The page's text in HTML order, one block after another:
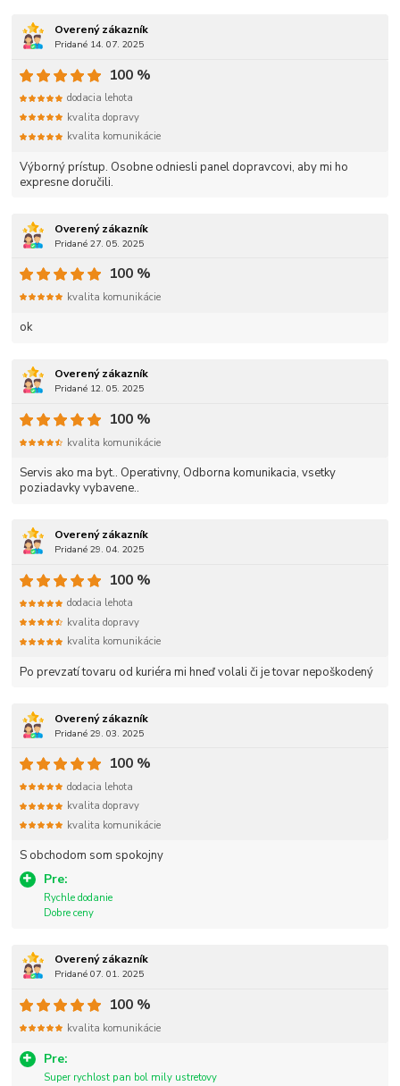
Overený zákazník
Pridané 14. 07. 2025
Výborný prístup. Osobne odniesli panel dopravcovi, aby mi ho
expresne doručili.
100 %
dodacia lehota
kvalita dopravy
kvalita komunikácie
Overený zákazník
Pridané 27. 05. 2025
ok
100 %
kvalita komunikácie
Overený zákazník
Pridané 12. 05. 2025
Servis ako ma byt.. Operativny, Odborna komunikacia, vsetky
poziadavky vybavene..
100 %
kvalita komunikácie
Overený zákazník
Pridané 29. 04. 2025
Po prevzatí tovaru od kuriéra mi hneď volali či je tovar nepoškodený
100 %
dodacia lehota
kvalita dopravy
kvalita komunikácie
Overený zákazník
Pridané 29. 03. 2025
S obchodom som spokojny
Pre:
Rychle dodanie
Dobre ceny
100 %
dodacia lehota
kvalita dopravy
kvalita komunikácie
Overený zákazník
Pridané 07. 01. 2025
Pre:
Super rychlost pan bol mily ustretovy
100 %
kvalita komunikácie